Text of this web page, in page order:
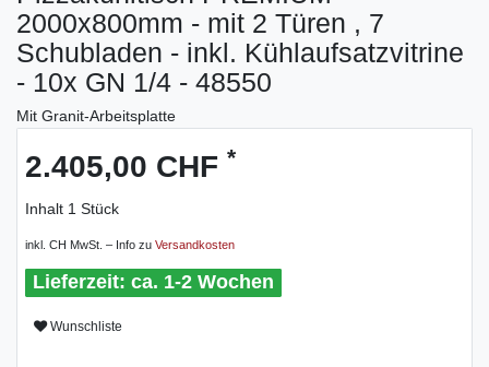
2000x800mm - mit 2 Türen , 7
Schubladen - inkl. Kühlaufsatzvitrine
- 10x GN 1/4 - 48550
Mit Granit-Arbeitsplatte
2.405,00 CHF *
Inhalt 1 Stück
inkl. CH MwSt. – Info zu Versandkosten
ca. 1-2 Wochen
Wunschliste